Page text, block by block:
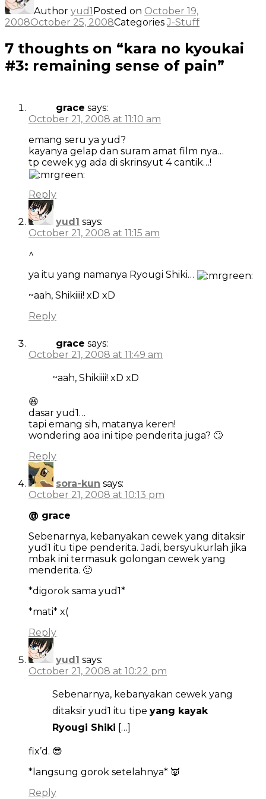
Author yud1Posted on October 19,
2008October 25, 2008Categories J-Stuff
7 thoughts on “kara no kyoukai
#3: remaining sense of pain”
grace says:
October 21, 2008 at 11:10 am
emang seru ya yud?
kayanya gelap dan suram amat film nya…
tp cewek yg ada di skrinsyut 4 cantik…!
Reply
yud1 says:
October 21, 2008 at 11:15 am
^
ya itu yang namanya Ryougi Shiki…
~aah, Shikiiii! xD xD
Reply
grace says:
October 21, 2008 at 11:49 am
~aah, Shikiiii! xD xD
😆
dasar yud1…
tapi emang sih, matanya keren!
wondering aoa ini tipe penderita juga? 🙄
Reply
sora-kun says:
October 21, 2008 at 10:13 pm
@ grace
Sebenarnya, kebanyakan cewek yang ditaksir
yud1 itu tipe penderita. Jadi, bersyukurlah jika
mbak ini termasuk golongan cewek yang
menderita. 🙂
*digorok sama yud1*
*mati* x(
Reply
yud1 says:
October 21, 2008 at 10:22 pm
Sebenarnya, kebanyakan cewek yang
ditaksir yud1 itu tipe yang kayak
Ryougi Shiki […]
fix’d. 😎
*langsung gorok setelahnya* 👿
Reply